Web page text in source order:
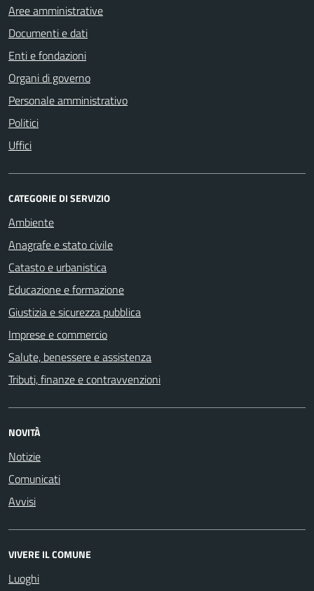
Aree amministrative
Documenti e dati
Enti e fondazioni
Organi di governo
Personale amministrativo
Politici
Uffici
CATEGORIE DI SERVIZIO
Ambiente
Anagrafe e stato civile
Catasto e urbanistica
Educazione e formazione
Giustizia e sicurezza pubblica
Imprese e commercio
Salute, benessere e assistenza
Tributi, finanze e contravvenzioni
NOVITÀ
Notizie
Comunicati
Avvisi
VIVERE IL COMUNE
Luoghi